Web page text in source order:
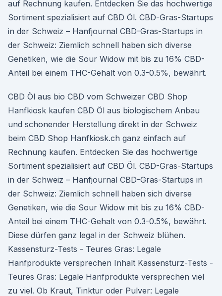
auf Rechnung kaufen. Entdecken Sie das hochwertige
Sortiment spezialisiert auf CBD Öl. CBD-Gras-Startups
in der Schweiz – Hanfjournal CBD-Gras-Startups in
der Schweiz: Ziemlich schnell haben sich diverse
Genetiken, wie die Sour Widow mit bis zu 16% CBD-
Anteil bei einem THC-Gehalt von 0.3-0.5%, bewährt.
CBD Öl aus bio CBD vom Schweizer CBD Shop
Hanfkiosk kaufen CBD Öl aus biologischem Anbau
und schonender Herstellung direkt in der Schweiz
beim CBD Shop Hanfkiosk.ch ganz einfach auf
Rechnung kaufen. Entdecken Sie das hochwertige
Sortiment spezialisiert auf CBD Öl. CBD-Gras-Startups
in der Schweiz – Hanfjournal CBD-Gras-Startups in
der Schweiz: Ziemlich schnell haben sich diverse
Genetiken, wie die Sour Widow mit bis zu 16% CBD-
Anteil bei einem THC-Gehalt von 0.3-0.5%, bewährt.
Diese dürfen ganz legal in der Schweiz blühen.
Kassensturz-Tests - Teures Gras: Legale
Hanfprodukte versprechen Inhalt Kassensturz-Tests -
Teures Gras: Legale Hanfprodukte versprechen viel
zu viel. Ob Kraut, Tinktur oder Pulver: Legale